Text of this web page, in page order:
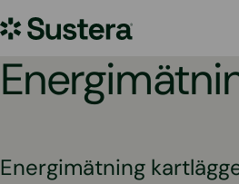
till
Sustera
Sweden
Energimätning